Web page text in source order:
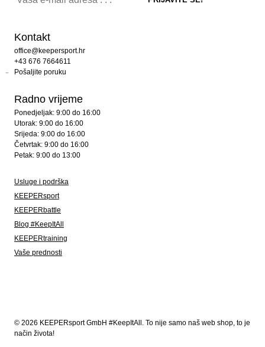
Kontakt
office@keepersport.hr
+43 676 7664611
Pošaljite poruku
Radno vrijeme
Ponedjeljak: 9:00 do 16:00
Utorak: 9:00 do 16:00
Srijeda: 9:00 do 16:00
Četvrtak: 9:00 do 16:00
Petak: 9:00 do 13:00
Usluge i podrška
KEEPERsport
KEEPERbattle
Blog #KeepItAll
KEEPERtraining
Vaše prednosti
© 2026 KEEPERsport GmbH #KeepItAll. To nije samo naš web shop, to je
način života!